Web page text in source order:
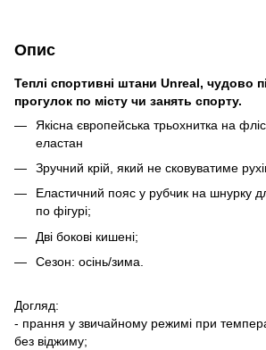
Опис
Теплі спортивні штани Unreal, чудово
прогулок по місту чи занять спорту.
Якісна європейська трьохнитка на
еластан
Зручний крій, який не сковуватиме
Еластичний пояс у рубчик на шнурку
по фігурі;
Дві бокові кишені;
Сезон: осінь/зима.
Догляд:
- прання у звичайному режимі при
без віджиму;